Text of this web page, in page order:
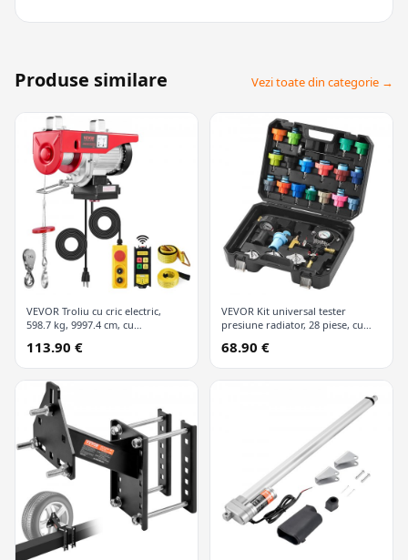
Produse similare Vezi toate din categorie →
VEVOR Troliu cu cric electric,
598.7 kg, 9997.4 cm, cu
cu fir
113.90 €
VEVOR Kit universal tester
presiune radiator, 28 piese, cu
codificate după culori, kit vid
refill pentru sisteme de răcire
68.90 €